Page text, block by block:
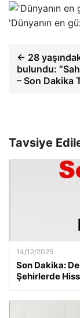
'Dünyanın en
← 28
bulundu:
– Son Dakika
Tavsiye
14/12/2025
Son Dakika:
Şehirlerde